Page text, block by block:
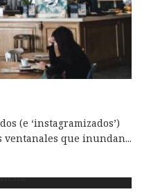
(e ‘instagramizados’)
ventanales que inundan...